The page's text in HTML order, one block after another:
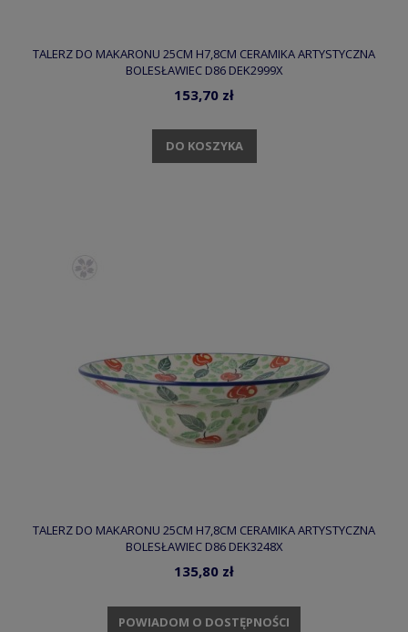
TALERZ DO MAKARONU 25CM H7,8CM CERAMIKA ARTYSTYCZNA
BOLESŁAWIEC D86 DEK2999X
153,70 zł
DO KOSZYKA
TALERZ DO MAKARONU 25CM H7,8CM CERAMIKA ARTYSTYCZNA
BOLESŁAWIEC D86 DEK3248X
135,80 zł
POWIADOM O DOSTĘPNOŚCI